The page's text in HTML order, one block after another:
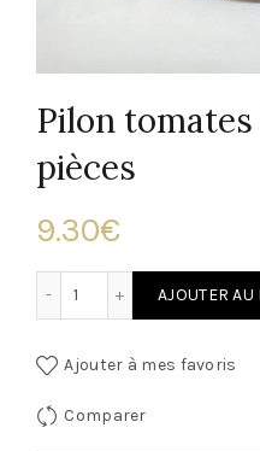
Pilon
pièces
9.30€
AJOUTER AU
Ajouter à mes favoris
Comparer